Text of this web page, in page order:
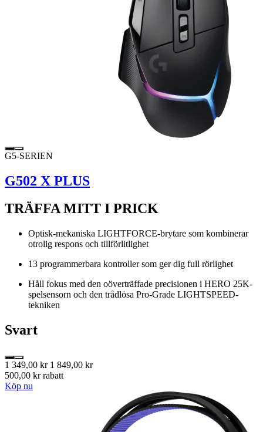
G5-SERIEN
G502 X PLUS
TRÄFFA MITT I PRICK
Optisk-mekaniska LIGHTFORCE-brytare som kombinerar
otrolig respons och tillförlitlighet
13 programmerbara kontroller som ger dig full rörlighet
Håll fokus med den oöverträffade precisionen i HERO 25K-
spelsensorn och den trådlösa Pro-Grade LIGHTSPEED-
tekniken
Svart
1 349,00 kr 1 849,00 kr
500,00 kr rabatt
Köp nu